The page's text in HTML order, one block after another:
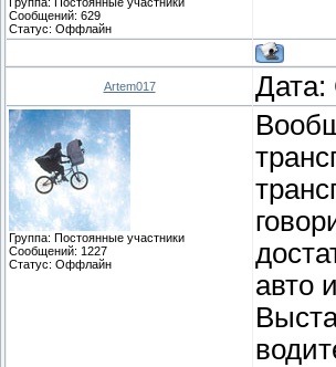
Сообщений: 629
Статус: Оффлайн
Artem017 Дата:
Группа: Постоянные участники
Сообщений: 1227
Статус: Оффлайн
авто